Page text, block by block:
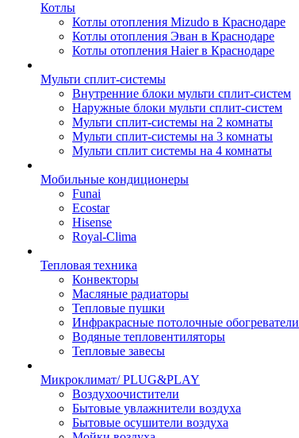
Котлы
Котлы отопления Mizudo в Краснодаре
Котлы отопления Эван в Краснодаре
Котлы отопления Haier в Краснодаре
Мульти сплит-системы
Внутренние блоки мульти сплит-систем
Наружные блоки мульти сплит-систем
Мульти сплит-системы на 2 комнаты
Мульти сплит-системы на 3 комнаты
Мульти сплит системы на 4 комнаты
Мобильные кондиционеры
Funai
Ecostar
Hisense
Royal-Clima
Тепловая техника
Конвекторы
Масляные радиаторы
Тепловые пушки
Инфракрасные потолочные обогреватели
Водяные тепловентиляторы
Тепловые завесы
Микроклимат/ PLUG&PLAY
Воздухоочистители
Бытовые увлажнители воздуха
Бытовые осушители воздуха